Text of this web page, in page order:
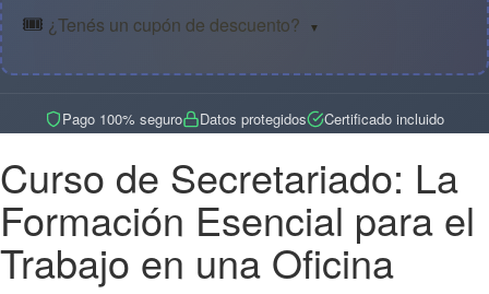
🎟️ ¿Tenés un cupón de descuento? ▼
Pago 100% seguro Datos protegidos Certificado incluido
Curso de Secretariado: La
Formación Esencial para el
Trabajo en una Oficina